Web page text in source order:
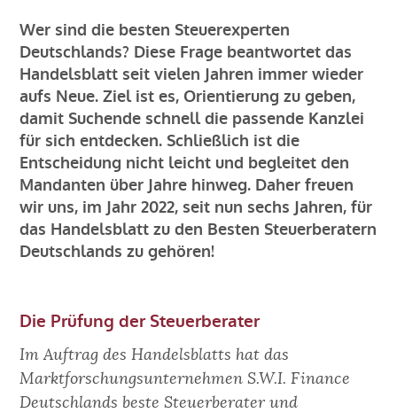
Wer sind die besten Steuerexperten
Deutschlands? Diese Frage beantwortet das
Handelsblatt seit vielen Jahren immer wieder
aufs Neue. Ziel ist es, Orientierung zu geben,
damit Suchende schnell die passende Kanzlei
für sich entdecken. Schließlich ist die
Entscheidung nicht leicht und begleitet den
Mandanten über Jahre hinweg. Daher freuen
wir uns, im Jahr 2022, seit nun sechs Jahren, für
das Handelsblatt zu den Besten Steuerberatern
Deutschlands zu gehören!
Die Prüfung der Steuerberater
Im Auftrag des Handelsblatts hat das
Marktforschungsunternehmen S.W.I. Finance
Deutschlands beste Steuerberater und